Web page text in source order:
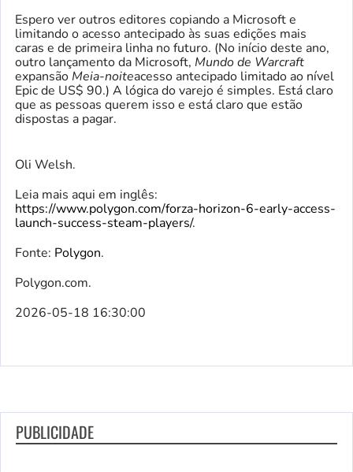
Espero ver outros editores copiando a Microsoft e
limitando o acesso antecipado às suas edições mais
caras e de primeira linha no futuro. (No início deste ano,
outro lançamento da Microsoft, Mundo de Warcraft
expansão Meia-noiteacesso antecipado limitado ao nível
Epic de US$ 90.) A lógica do varejo é simples. Está claro
que as pessoas querem isso e está claro que estão
dispostas a pagar.
Oli Welsh.
Leia mais aqui em inglês:
https://www.polygon.com/forza-horizon-6-early-access-
launch-success-steam-players/.
Fonte: Polygon.
Polygon.com.
2026-05-18 16:30:00
PUBLICIDADE